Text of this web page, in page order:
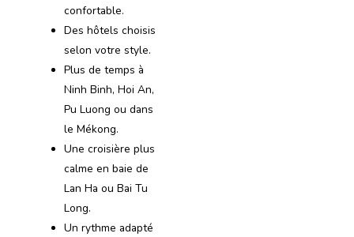
confortable.
Des hôtels choisis
selon votre style.
Plus de temps à
Ninh Binh, Hoi An,
Pu Luong ou dans
le Mékong.
Une croisière plus
calme en baie de
Lan Ha ou Bai Tu
Long.
Un rythme adapté